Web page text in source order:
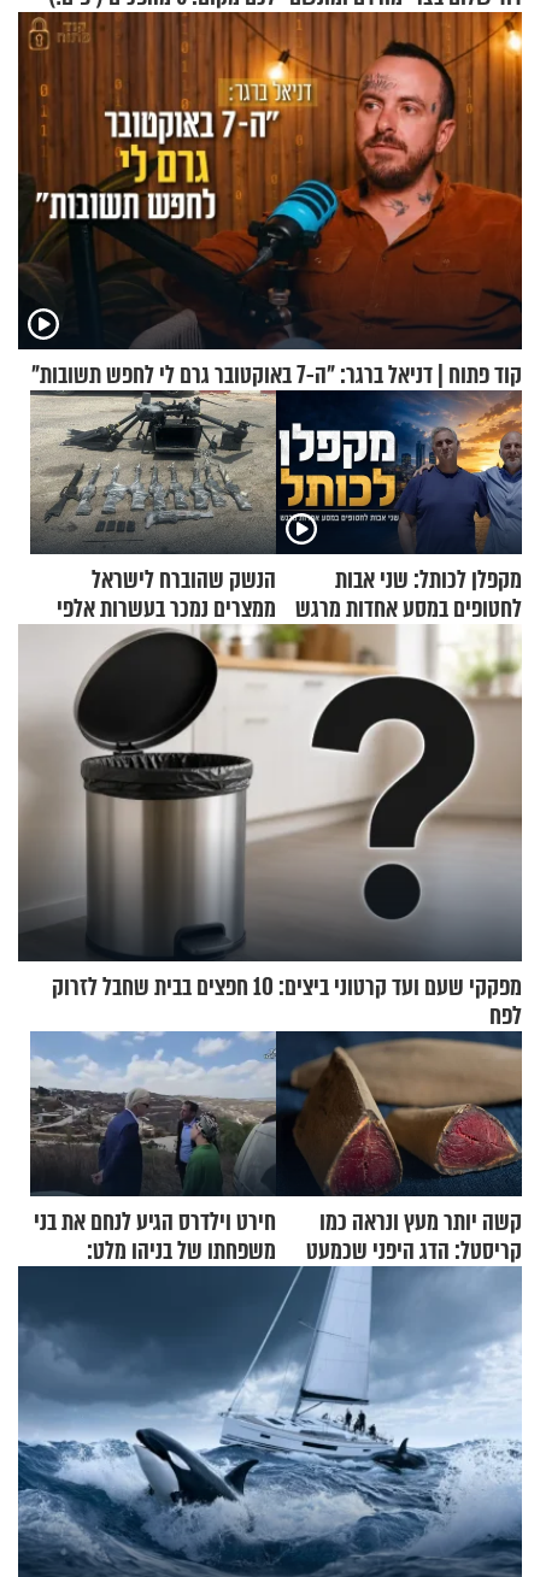
שאפשר לעשות כבר היום
קוד פתוח | דניאל ברגר: "ה-7 באוקטובר גרם לי לחפש תשובות"
מקפלן לכותל: שני אבות
לחטופים במסע אחדות מרגש
הנשק שהוברח לישראל
ממצרים נמכר בעשרות אלפי
שקלים
מפקקי שעם ועד קרטוני ביצים: 10 חפצים בבית שחבל לזרוק
לפח
קשה יותר מעץ ונראה כמו
קריסטל: הדג היפני שכמעט
בלתי אפשרי לחתוך
חירט וילדרס הגיע לנחם את בני
משפחתו של בניהו מלט:
בכם"